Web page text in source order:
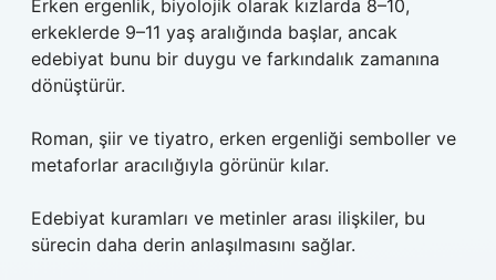
Erken ergenlik, biyolojik olarak kızlarda 8–10,
erkeklerde 9–11 yaş aralığında başlar, ancak
edebiyat bunu bir duygu ve farkındalık zamanına
dönüştürür.
Roman, şiir ve tiyatro, erken ergenliği semboller ve
metaforlar aracılığıyla görünür kılar.
Edebiyat kuramları ve metinler arası ilişkiler, bu
sürecin daha derin anlaşılmasını sağlar.